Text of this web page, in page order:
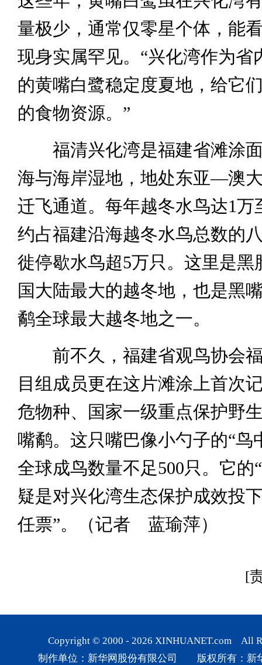
量极少，通常仅零星个体，能
现身实属罕见。“兴化湾作为省
的黄嘴白鹭稳定度夏地，给它
的食物资源。”
福清兴化湾是福建省滩涂面
海与海岸湿地，地处东亚—澳
迁飞通道。每年越冬水鸟达1万
约占福建沿海越冬水鸟总数的
徙停歇水鸟超5万只。这里是黑
国大陆最大的越冬地，也是黑
鹬全球最大越冬地之一。
前不久，福建省观鸟协会福
目组成员更在这片滩涂上首次
危物种、国家一级重点保护
嘴鹬。这只嘴巴像小勺子的“鸟
全球成鸟数量不足500只。它的
疑是对兴化湾生态保护成效投
任票”。（记者 蓝瑜萍）
[
Copyright © 2000 - 2026 XINHUANET.com All
制作单位：新华网股份有限公司 版权所有：新